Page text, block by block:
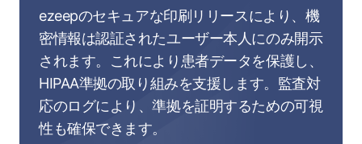
ezeepのセキュアな印刷リリースにより、機
密情報は認証されたユーザー本人にのみ開示
されます。これにより患者データを保護し、
HIPAA準拠の取り組みを支援します。監査対
応のログにより、準拠を証明するための可視
性も確保できます。